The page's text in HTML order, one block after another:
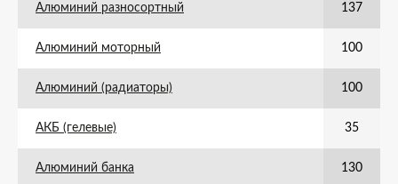
Алюминий разносортный 137
Алюминий моторный 100
Алюминий (радиаторы) 100
АКБ (гелевые) 35
Алюминий банка 130